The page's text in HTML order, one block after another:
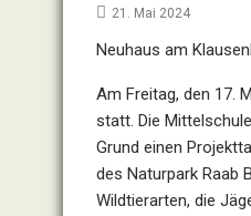
21. Mai 2024
Neuhaus am
Am Freitag, den 17.
statt. Die
Grund einen
des Naturpark Raab
Wildtierarten, die